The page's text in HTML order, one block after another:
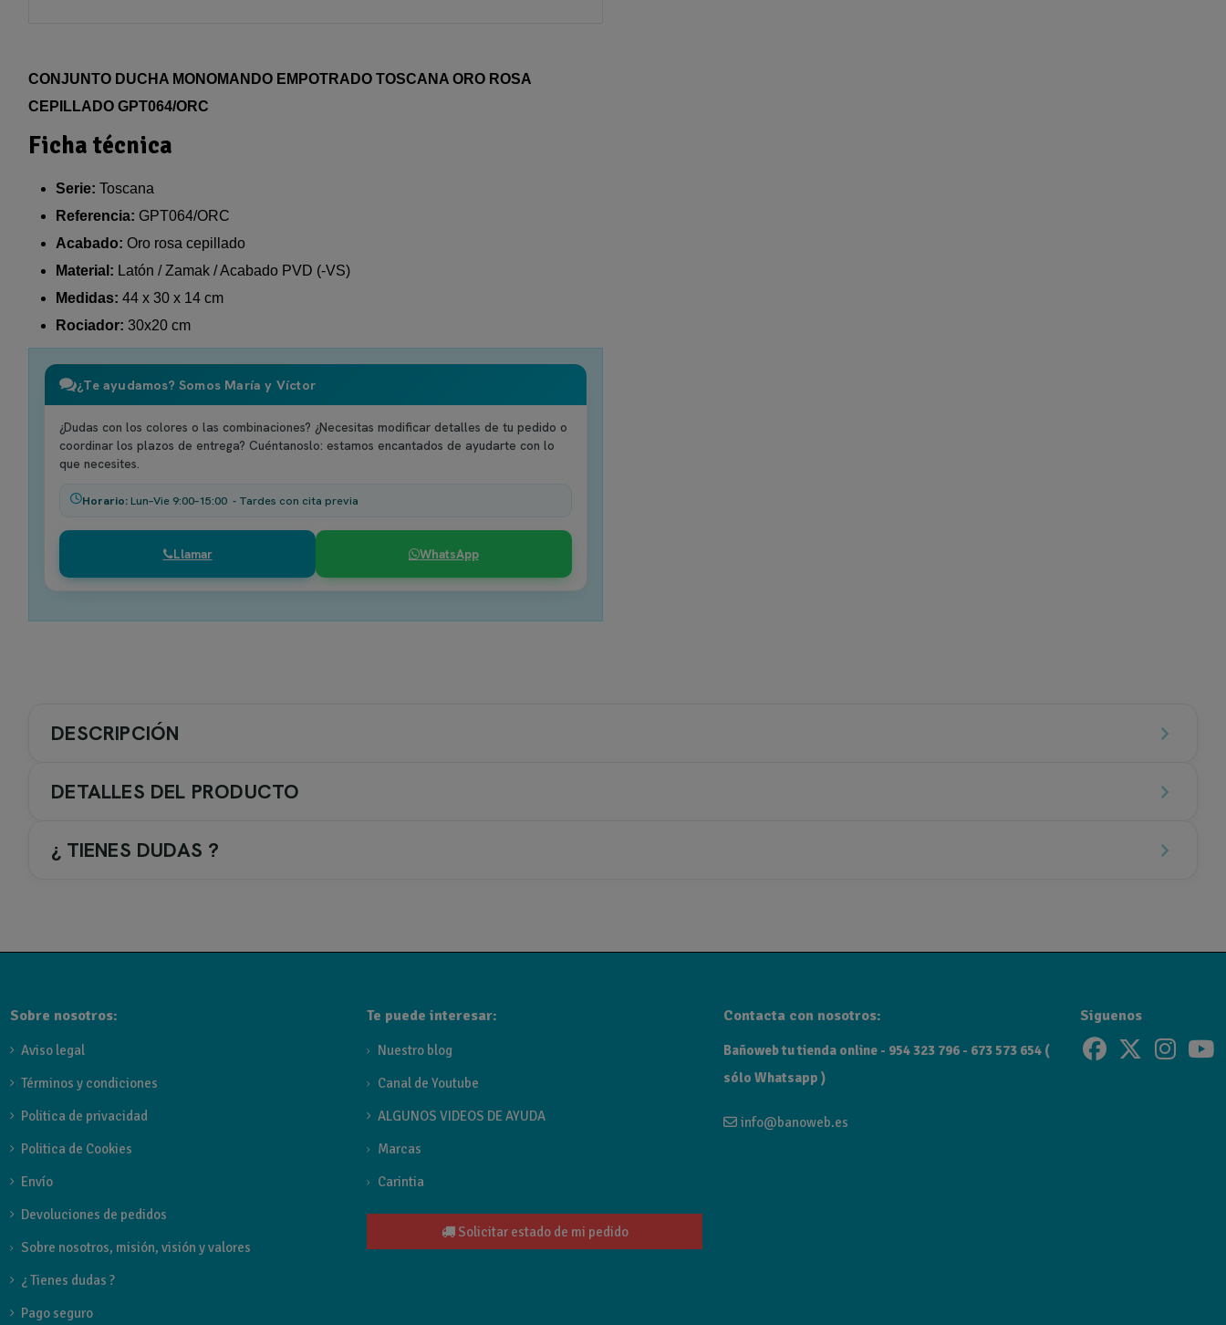
CONJUNTO DUCHA MONOMANDO EMPOTRADO TOSCANA ORO ROSA
CEPILLADO GPT064/ORC
Ficha técnica
Serie: Toscana
Referencia: GPT064/ORC
Acabado: Oro rosa cepillado
Material: Latón / Zamak / Acabado PVD (-VS)
Medidas: 44 x 30 x 14 cm
Rociador: 30x20 cm
¿Te ayudamos? Somos María y Víctor
¿Dudas con los colores o las combinaciones? ¿Necesitas modificar detalles de tu pedido o
coordinar los plazos de entrega? Cuéntanoslo: estamos encantados de ayudarte con lo
que necesites.
Horario:Lun–Vie 9:00–15:00 - Tardes con cita previa
Llamar WhatsApp
DESCRIPCIÓN
DETALLES DEL PRODUCTO
¿ TIENES DUDAS ?
Disponible en seis acabados: cromo, negro mate, black gun metal, oro cepillado, oro rosa cepillado y níquel cepillado.
Sobre nosotros:
Aviso legal
Términos y condiciones
Politica de privacidad
Politica de Cookies
Envío
Devoluciones de pedidos
Sobre nosotros, misión, visión y valores
¿ Tienes dudas ?
Pago seguro
Te puede interesar:
Nuestro blog
Canal de Youtube
ALGUNOS VIDEOS DE AYUDA
Marcas
Carintia
Solicitar estado de mi pedido
Contacta con nosotros:
Bañoweb tu tienda online - 954 323 796 - 673 573 654 (
sólo Whatsapp )
info@banoweb.es
Siguenos